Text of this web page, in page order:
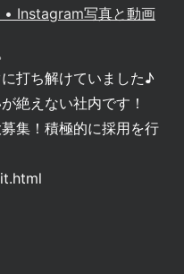
Instagram写真と動画
打ち解けていました♪
絶えない社内です！
集！積極的に採用を行